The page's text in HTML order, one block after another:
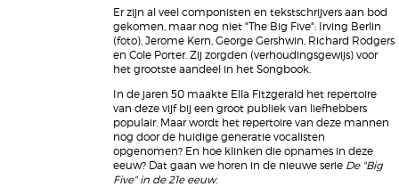
Er zijn al veel componisten en tekstschrijvers aan bod
gekomen, maar nog niet "The Big Five": Irving Berlin
(foto), Jerome Kern, George Gershwin, Richard Rodgers
en Cole Porter. Zij zorgden (verhoudingsgewijs) voor
het grootste aandeel in het Songbook.
In de jaren 50 maakte Ella Fitzgerald het repertoire
van deze vijf bij een groot publiek van liefhebbers
populair. Maar wordt het repertoire van deze mannen
nog door de huidige generatie vocalisten
opgenomen? En hoe klinken die opnames in deze
eeuw? Dat gaan we horen in de nieuwe serie De "Big
Five" in de 21e eeuw.